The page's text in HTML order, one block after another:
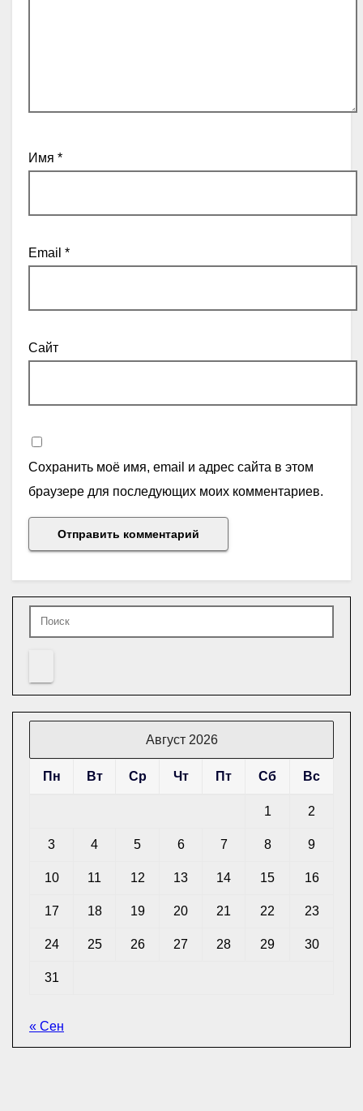
Имя *
Email *
Сайт
Сохранить моё имя, email и адрес сайта в этом
браузере для последующих моих комментариев.
Август 2026
Пн Вт Ср Чт Пт Сб Вс
1 2
3 4 5 6 7 8 9
10 11 12 13 14 15 16
17 18 19 20 21 22 23
24 25 26 27 28 29 30
31
« Сен